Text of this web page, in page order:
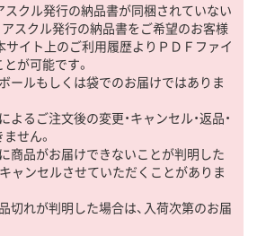
スクル発行の納品書が同梱されていない
スクル発行の納品書をご希望のお客様
サイト上のご利用履歴よりＰＤＦファイ
が可能です。
ールもしくは袋でのお届けではありま
よるご注文後の変更・キャンセル・返品・
せん。
商品がお届けできないことが判明した
ャンセルさせていただくことがありま
切れが判明した場合は、入荷次第のお届